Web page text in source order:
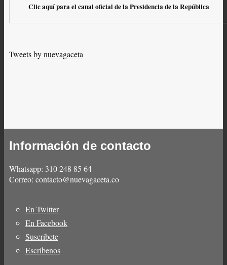
Clic aquí para el canal oficial de la Presidencia de la República
Tweets by nuevagaceta
Información de contacto
Whatsapp: 310 248 85 64
Correo: contacto@nuevagaceta.co
Menú
del
pie
En Twitter
En Facebook
Suscríbete
Escríbenos